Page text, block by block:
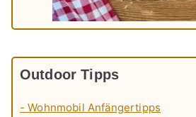
Outdoor Tipps
- Wohnmobil Anfängertipps